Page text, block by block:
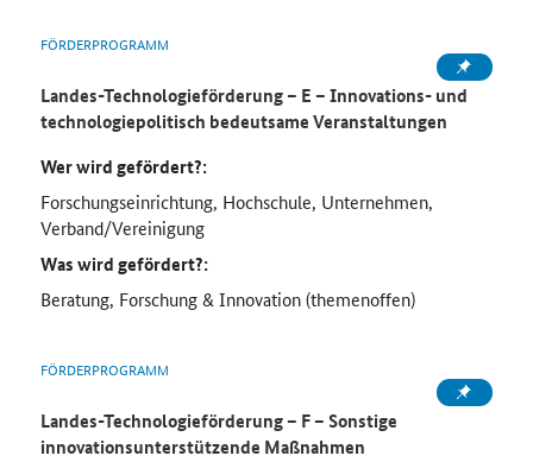
FÖRDERPROGRAMM
Landes-Technologieförderung – E – Innovations- und
technologiepolitisch bedeutsame Veranstaltungen
Wer wird gefördert?:
Forschungseinrichtung, Hochschule, Unternehmen,
Verband/Vereinigung
Was wird gefördert?:
Beratung, Forschung & Innovation (themenoffen)
FÖRDERPROGRAMM
Landes-Technologieförderung – F – Sonstige
innovationsunterstützende Maßnahmen